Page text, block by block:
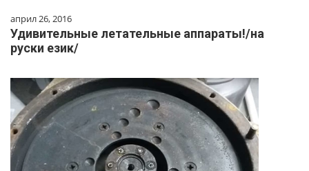
април 26, 2016
Удивительные летательные аппараты!/на
руски език/